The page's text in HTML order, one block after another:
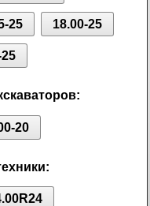
25 18.00-25
20